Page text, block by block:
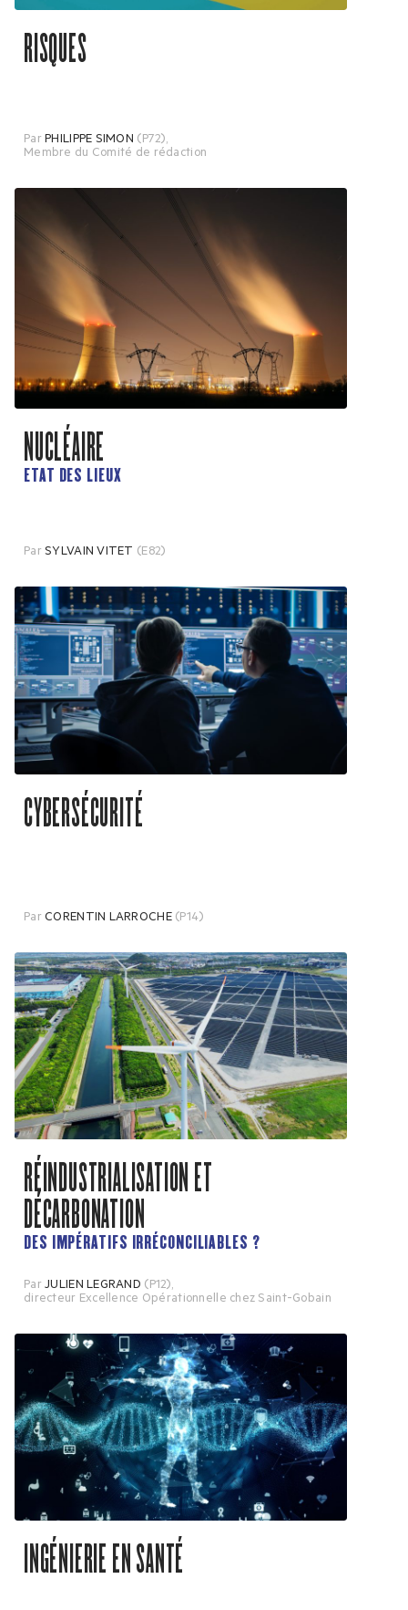
RISQUES
ParPHILIPPE SIMON (P72),
Membre du Comité de rédaction
NUCLÉAIRE
ETAT DES LIEUX
ParSYLVAIN VITET (E82)
CYBERSÉCURITÉ
ParCORENTIN LARROCHE (P14)
RÉINDUSTRIALISATION ET
DÉCARBONATION
DES IMPÉRATIFS IRRÉCONCILIABLES ?
ParJULIEN LEGRAND (P12),
directeur Excellence Opérationnelle chez Saint-Gobain
INGÉNIERIE EN SANTÉ